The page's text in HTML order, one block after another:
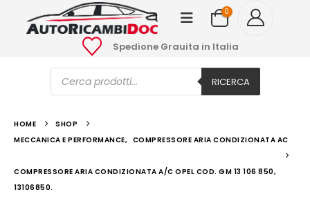
0
Spedione Grauita in Italia
Ricerca
prodotti RICERCA
HOME
SHOP
MECCANICA E PERFORMANCE, COMPRESSORE ARIA CONDIZIONATA AC
COMPRESSORE ARIA CONDIZIONATA A/C OPEL COD. GM 13 106 850,
13106850.